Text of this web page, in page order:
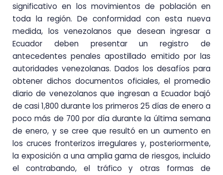
significativo en los movimientos de población en
toda la región. De conformidad con esta nueva
medida, los venezolanos que desean ingresar a
Ecuador deben presentar un registro de
antecedentes penales apostillado emitido por las
autoridades venezolanas. Dados los desafíos para
obtener dichos documentos oficiales, el promedio
diario de venezolanos que ingresan a Ecuador bajó
de casi 1,800 durante los primeros 25 días de enero a
poco más de 700 por día durante la última semana
de enero, y se cree que resultó en un aumento en
los cruces fronterizos irregulares y, posteriormente,
la exposición a una amplia gama de riesgos, incluido
el contrabando, el tráfico y otras formas de